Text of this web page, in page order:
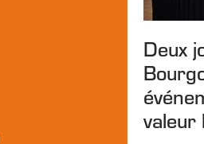
Deux
valeur